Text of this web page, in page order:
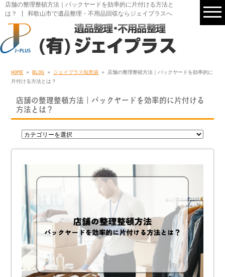
店舗の整理整頓方法｜バックヤードを効率的に片付ける方法と
は？ | 和歌山市で遺品整理・不用品回収ならジェイプラスへ
HOME »BLOG » ジェイプラス知恵袋 » 店舗の整理整頓方法｜バックヤードを効率的に
片付ける方法とは？
店舗の整理整頓方法｜バックヤードを効率的に片付ける
方法とは？